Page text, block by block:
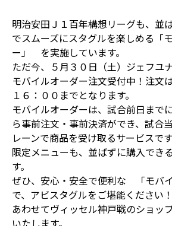
明治安田Ｊ１百年構想リーグも、並
でスムーズにスタグルを楽しめる「
ー」 を実施しています。
ただ今、５月３０日（土）ジェフユ
モバイルオーダー注文受付中！注文
１６：００までとなります。
モバイルオーダーは、試合前日まで
ら事前注文・事前決済ができ、試合
レーンで商品を受け取るサービスです
限定メニューも、並ばずに購入でき
す。
ぜひ、安心・安全で便利な 「モバ
で、アビスタグルをご堪能ください！
あわせてヴィッセル神戸戦のショッ
いたします。